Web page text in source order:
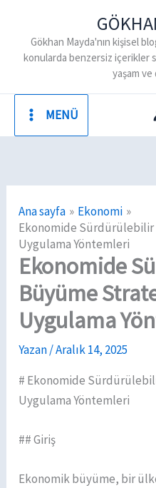
Gökhan Mayda'nın kişisel
konularda benzersiz içerikler
yaşam ve
MENÜ
Ana sayfa
Ekonomi
Ekonomide
Uygulama Yöntemleri
Ekonomide
Büyüme
Uygulama
Yazan/Aralık 14, 2025
# Ekonomide
Uygulama Yöntemleri
## Giriş
Ekonomik büyüme, bir